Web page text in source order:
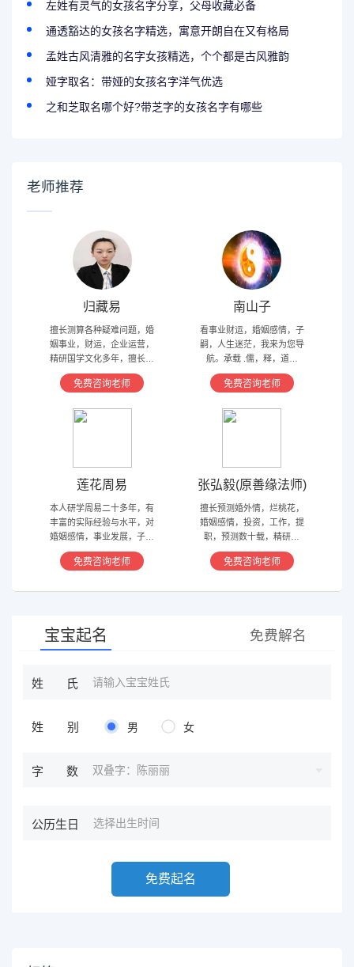
左姓有灵气的女孩名字分享，父母收藏必备
通透豁达的女孩名字精选，寓意开朗自在又有格局
孟姓古风清雅的名字女孩精选，个个都是古风雅韵
娅字取名：带娅的女孩名字洋气优选
之和芝取名哪个好?带芝字的女孩名字有哪些
老师推荐
归藏易
擅长测算各种疑难问题，婚
姻事业，财运，企业运营，
精研国学文化多年，擅长归
藏易，盲派占卜，太乙，河
洛卦，紫薇，奇门遁甲等多
免费咨询老师
南山子
看事业财运，婚姻感情，子
嗣，人生迷茫，我来为您导
航。承载 .儒，释，道文
化，研究易经多年，精通八
字，六爻，奇门遁甲。
免费咨询老师
莲花周易
本人研学周易二十多年，有
丰富的实际经验与水平，对
婚姻感情，事业发展，子嗣
香火等方面指引慈航 ，现
在预测指导擅长紫微星斗，
导方案，欢迎有缘人。
免费咨询老师
张弘毅(原善缘法师)
擅长预测婚外情，烂桃花，
婚姻感情，投资，工作，提
职，预测数十载，精研国
学，擅长铁板、太乙，一掌
经，八宫连山易，盲派八字
免费咨询老师
宝宝起名 免费解名
姓氏
姓别 男 女
字数 双叠字：陈丽丽
公历生日
免费起名